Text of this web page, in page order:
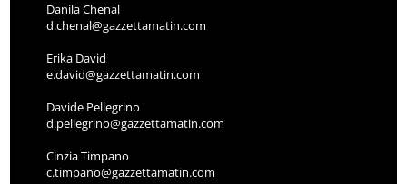
Danila Chenal
d.chenal@gazzettamatin.com
Erika David
e.david@gazzettamatin.com
Davide Pellegrino
d.pellegrino@gazzettamatin.com
Cinzia Timpano
c.timpano@gazzettamatin.com